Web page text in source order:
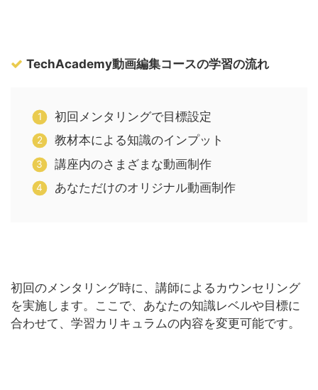
TechAcademy動画編集コースの学習の流れ
初回メンタリングで目標設定
教材本による知識のインプット
講座内のさまざまな動画制作
あなただけのオリジナル動画制作
初回のメンタリング時に、講師によるカウンセリング
を実施します。ここで、あなたの知識レベルや目標に
合わせて、学習カリキュラムの内容を変更可能です。